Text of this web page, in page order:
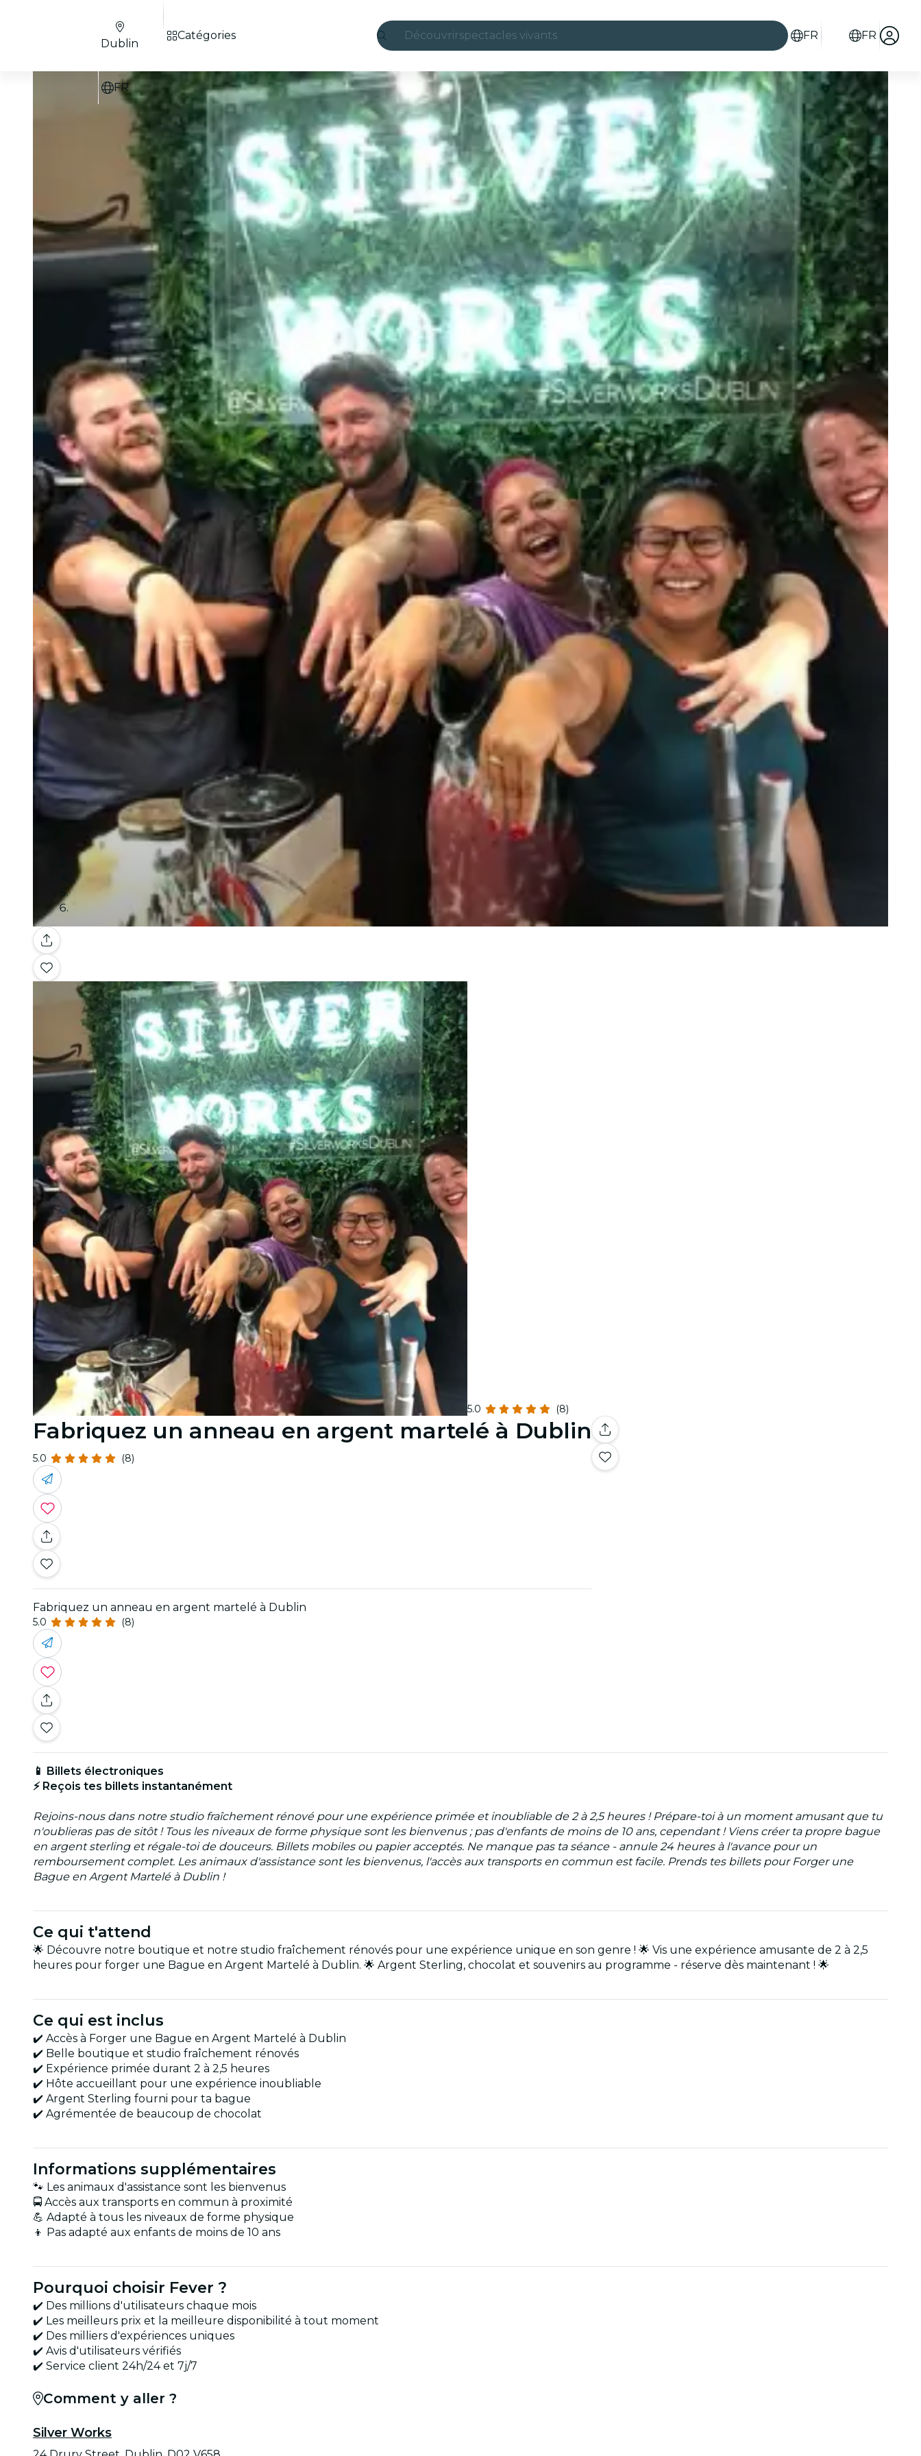
Découvrirspectacles vivants
Candlelight
Londres
expériences et villes
São Paulo
expositions
Séoul
visites urbaines
concerts
restaurants
cinéma
FR FR
Dublin
FR
Catégories
Galerie
5.0 (8)
Fabriquez un anneau en argent martelé à Dublin
5.0 (8)
Fabriquez un anneau en argent martelé à Dublin
5.0 (8)
📱 Billets électroniques
⚡ Reçois tes billets instantanément
Rejoins-nous dans notre studio fraîchement rénové pour une expérience primée et inoubliable de 2 à 2,5 heures ! Prépare-toi à un moment amusant que tu
n'oublieras pas de sitôt ! Tous les niveaux de forme physique sont les bienvenus ; pas d'enfants de moins de 10 ans, cependant ! Viens créer ta propre bague
en argent sterling et régale-toi de douceurs. Billets mobiles ou papier acceptés. Ne manque pas ta séance - annule 24 heures à l'avance pour un
remboursement complet. Les animaux d'assistance sont les bienvenus, l'accès aux transports en commun est facile. Prends tes billets pour Forger une
Bague en Argent Martelé à Dublin !
Ce qui t'attend
🌟 Découvre notre boutique et notre studio fraîchement rénovés pour une expérience unique en son genre ! 🌟 Vis une expérience amusante de 2 à 2,5
heures pour forger une Bague en Argent Martelé à Dublin. 🌟 Argent Sterling, chocolat et souvenirs au programme - réserve dès maintenant ! 🌟
Ce qui est inclus
✔️ Accès à Forger une Bague en Argent Martelé à Dublin
✔️ Belle boutique et studio fraîchement rénovés
✔️ Expérience primée durant 2 à 2,5 heures
✔️ Hôte accueillant pour une expérience inoubliable
✔️ Argent Sterling fourni pour ta bague
✔️ Agrémentée de beaucoup de chocolat
Informations supplémentaires
🐾 Les animaux d'assistance sont les bienvenus
🚍 Accès aux transports en commun à proximité
💪 Adapté à tous les niveaux de forme physique
👦 Pas adapté aux enfants de moins de 10 ans
Pourquoi choisir Fever ?
✔️ Des millions d'utilisateurs chaque mois
✔️ Les meilleurs prix et la meilleure disponibilité à tout moment
✔️ Des milliers d'expériences uniques
✔️ Avis d'utilisateurs vérifiés
✔️ Service client 24h/24 et 7j/7
Comment y aller ?
Silver Works